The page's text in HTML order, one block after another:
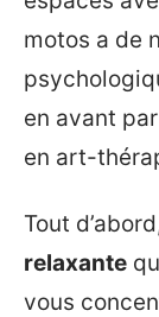
motos a de
en avant
en art-
Tout
relaxante
vous